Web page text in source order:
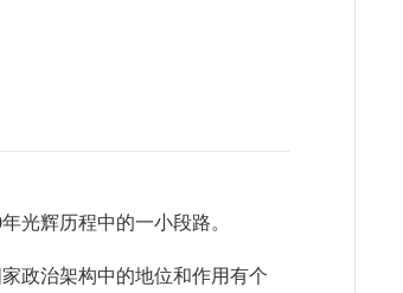
年光辉历程中的一小段路。
政治架构中的地位和作用有个